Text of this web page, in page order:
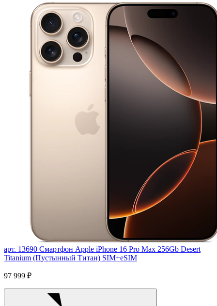
арт. 13690 Смартфон Apple iPhone 16 Pro Max 256Gb Desert
Titanium (Пустынный Титан) SIM+eSIM
97 999 ₽